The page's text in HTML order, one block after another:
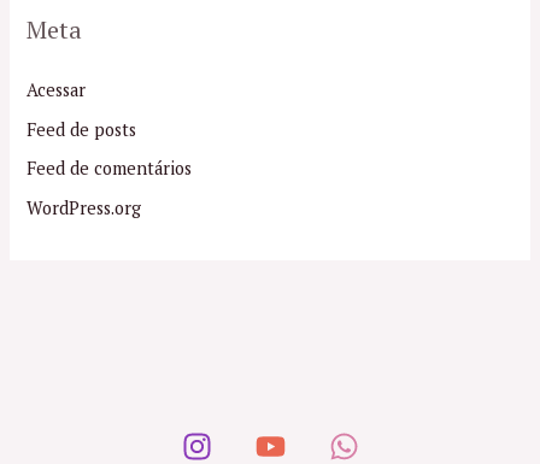
Meta
Acessar
Feed de posts
Feed de comentários
WordPress.org